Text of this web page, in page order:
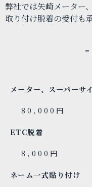
弊社では矢崎メーター
取り付け脱着の受付も
メーター、スーパーサ
80,000円
ETC脱着
8,000円
ネーム一式貼り付け